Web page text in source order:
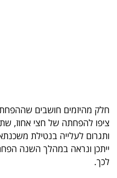
פודקאסט
40
UNDER
40
חלק מהיזמים חושבים
ציפו להפחתה של חצי אחוז,
ותגרום לעלייה בנטילת
ייתכן ונראה במהלך השנה
לכך.